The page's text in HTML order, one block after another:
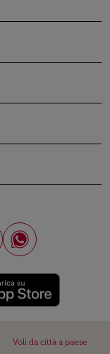
Voli da città a paese